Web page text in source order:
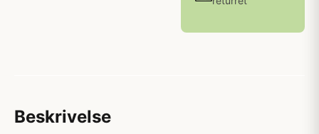
Beskrivelse